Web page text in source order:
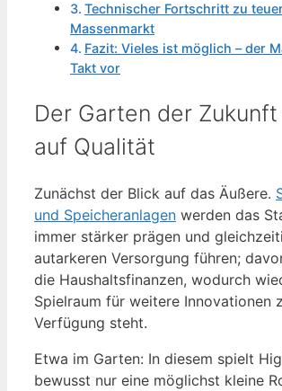
Technischer Fortschritt zu
Massenmarkt
Fazit: Vieles ist möglich – der
Takt vor
Der Garten der Zukunft
auf Qualität
Zunächst der Blick auf das Äußere.
und Speicheranlagen werden das
immer stärker prägen und
autarkeren Versorgung führen;
die Haushaltsfinanzen, wodurch
Spielraum für weitere Innovationen
Verfügung steht.
Etwa im Garten: In diesem spielt
bewusst nur eine möglichst kleine